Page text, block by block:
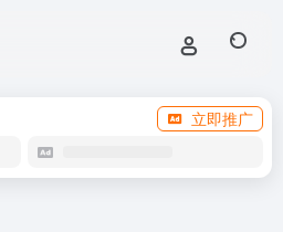
立即推广